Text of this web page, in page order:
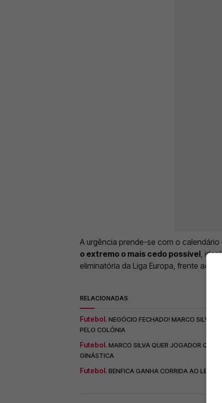
A urgência prende-se com o
o extremo o mais cedo possível ,
eliminatória da Liga Europa, frente ao
RELACIONADAS
Futebol. NEGÓCIO FECHADO! MARCO SILVA
PELO COLÓNIA
Futebol. MARCO SILVA QUER JOGADOR QUE
GINÁSTICA
Futebol. BENFICA GANHA CORRIDA AO